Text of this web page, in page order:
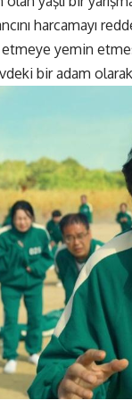
harcamayı
etmeye yemin
bir adam